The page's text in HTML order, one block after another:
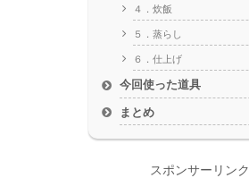
４．炊飯
５．蒸らし
６．仕上げ
今回使った道具
まとめ
スポンサーリンク